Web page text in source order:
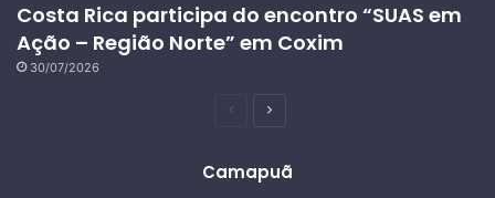
Costa Rica participa do encontro “SUAS em
Ação – Região Norte” em Coxim
30/07/2026
PáginaPróxima
Camapuã